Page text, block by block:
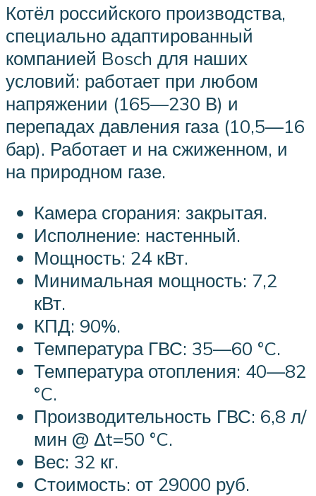
Котёл российского производства,
специально адаптированный
компанией Bosch для наших
условий: работает при любом
напряжении (165—230 В) и
перепадах давления газа (10,5—16
бар). Работает и на сжиженном, и
на природном газе.
Камера сгорания: закрытая.
Исполнение: настенный.
Мощность: 24 кВт.
Минимальная мощность: 7,2
кВт.
КПД: 90%.
Температура ГВС: 35—60 °C.
Температура отопления: 40—82
°C.
Производительность ГВС: 6,8 л/
мин @ Δt=50 °C.
Вес: 32 кг.
Стоимость: от 29000 руб.